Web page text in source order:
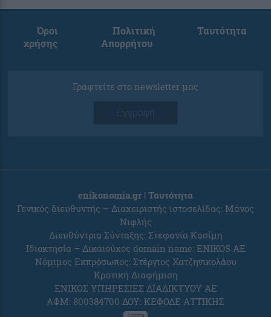
Όροι
χρήσης
Πολιτική
Απορρήτου
Ταυτότητα
Γραφτείτε στο newsletter μας
Εγγραφή
enikonomia.gr | Ταυτότητα
Γενικός διευθυντής – Διαχειριστής ιστοσελίδας: Μάνος
Νιφλής
Διευθύντρια Σύνταξης: Στεφανία Κασίμη
Ιδιοκτησία – Δικαιούχος domain name: ENIKOS AE
Νόμιμος Εκπρόσωπος: Στέργιος Χατζηνικολάου
Κρατική Διαφήμιση
ΕΝΙΚΟΣ ΥΠΗΡΕΣΙΕΣ ΔΙΑΔΙΚΤΥΟΥ ΑΕ
ΑΦΜ: 800384700 ΔΟΥ: ΚΕΦΟΔΕ ΑΤΤΙΚΗΣ